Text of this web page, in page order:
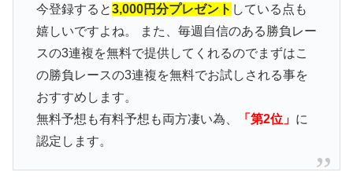
今登録すると3,000円分プレゼント している点も
嬉しいですよね。 また、毎週自信のある勝負レー
スの3連複を無料で提供してくれるのでまずはこ
の勝負レースの3連複を無料でお試しされる事を
おすすめします。
無料予想も有料予想も両方凄い為、
「第2位」 に
認定します。